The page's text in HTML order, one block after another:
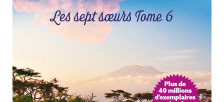
Nouveautés
Page vedette
AUTEURS